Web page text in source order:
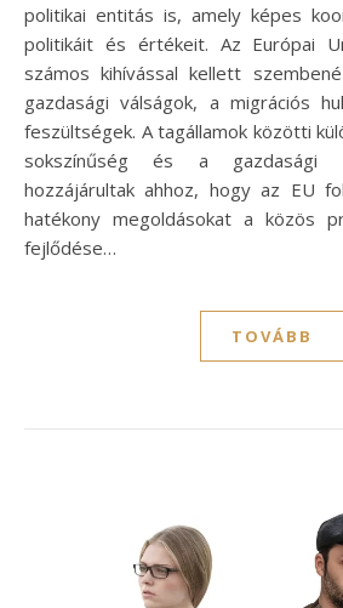
politikai entitás is, amely képes
politikáit és értékeit. Az Európai
számos kihívással kellett
gazdasági válságok, a migrációs
feszültségek. A tagállamok közötti
sokszínűség és a gazdasági
hozzájárultak ahhoz, hogy az EU
hatékony megoldásokat a közös
fejlődése…
TOVÁBB